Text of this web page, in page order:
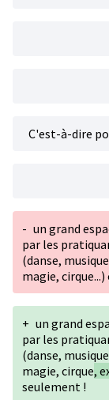
C'est-à-dire
- un grand
par les
(danse,
magie,
+ un grand
par les
(danse,
magie, cirque,
seulement !